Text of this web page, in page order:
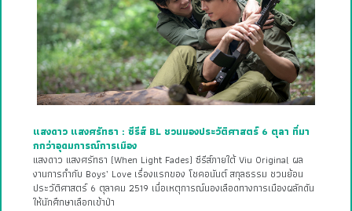
แสงดาว แสงศรัทธา : ซีรีส์ BL ชวนมองประวัติศาสตร์ 6 ตุลา ที่มา
กกว่าอุดมการณ์การเมือง
แสงดาว แสงศรัทธา (When Light Fades) ซีรีส์ภายใต้ Viu Original ผล
งานการกำกับ Boys’ Love เรื่องแรกของ โชคอนันต์ สกุลธรรม ชวนย้อน
ประวัติศาสตร์ 6 ตุลาคม 2519 เมื่อเหตุการณ์นองเลือดทางการเมืองผลักดัน
ให้นักศึกษาเลือกเข้าป่า